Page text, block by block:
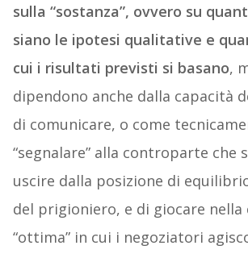
sulla “sostanza”, ovvero su
siano le ipotesi qualitative e
cui i risultati previsti si basano,
dipendono anche dalla capacità
di comunicare, o come
“segnalare” alla controparte che
uscire dalla posizione di
del prigioniero, e di giocare nella
“ottima” in cui i negoziatori